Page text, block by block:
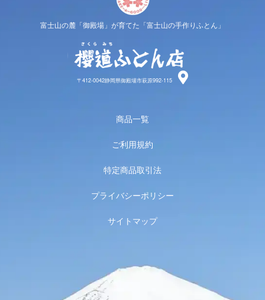
富士山の麓「御殿場」が育てた「富士山の手作りふとん」
〒412-0042静岡県御殿場市萩原992-115
商品一覧
ご利用規約
特定商品取引法
プライバシーポリシー
サイトマップ